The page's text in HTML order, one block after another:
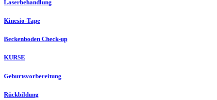
Laserbehandlung
Kinesio-Tape
Beckenboden Check-up
KURSE
Geburtsvorbereitung
Rückbildung